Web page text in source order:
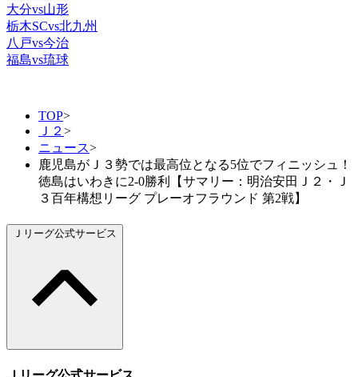
大分vs山形
栃木SCvs北九州
八戸vs今治
福島vs琉球
TOP>
Ｊ２ >
ニュース>
鹿児島がＪ３勢では最高位となる5位でフィニッシュ！
徳島はいわきに2-0勝利【サマリー：明治安田Ｊ２・Ｊ
３百年構想リーグ プレーオフラウンド 第2戦】
Ｊリーグ公式サービス